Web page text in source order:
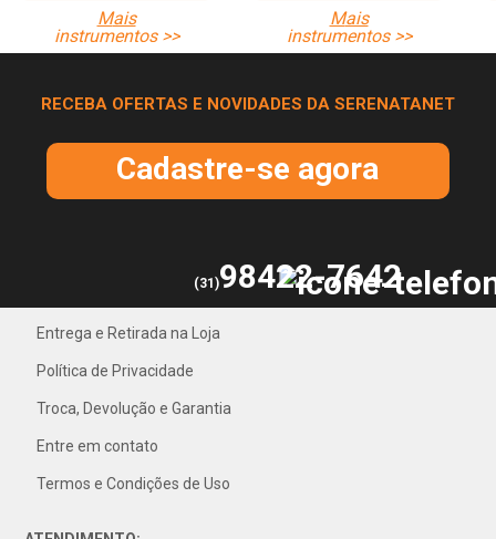
mais
instrumentos >>
mais
instrumentos >>
RECEBA OFERTAS E NOVIDADES DA SERENATANET
Cadastre-se agora
(31)98422-7642
4042-1018
Entrega e Retirada na Loja
Política de Privacidade
Troca, Devolução e Garantia
Entre em contato
Termos e Condições de Uso